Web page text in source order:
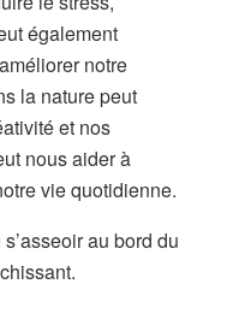
également
notre
la nature peut
et nos
nous aider à
vie quotidienne.
au bord du